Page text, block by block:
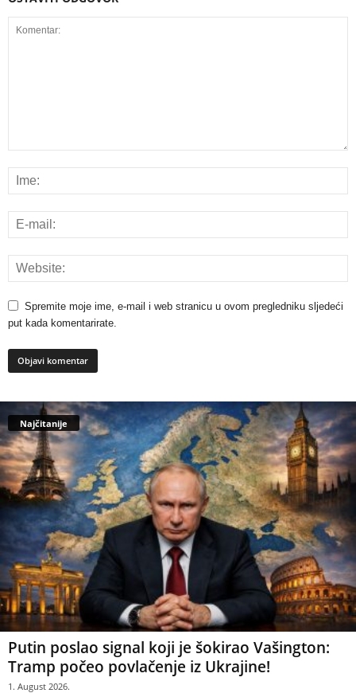
Spremite moje ime, e-mail i web stranicu u ovom pregledniku sljedeći
put kada komentarirate.
Najčitanije
Putin poslao signal koji je šokirao Vašington:
Tramp počeo povlačenje iz Ukrajine!
1. August 2026.